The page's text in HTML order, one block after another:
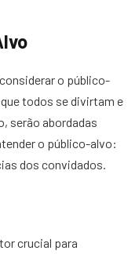
o público-
todos se divirtam e
serão abordadas
o público-alvo:
dos convidados.
crucial para